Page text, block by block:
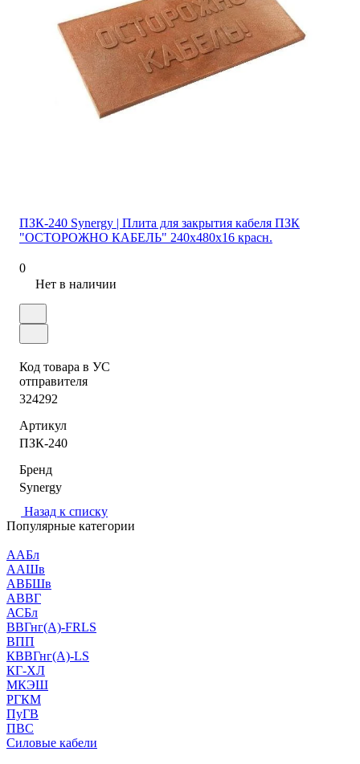
ПЗК-240 Synergy | Плита для закрытия кабеля ПЗК
"ОСТОРОЖНО КАБЕЛЬ" 240х480х16 красн.
0
Нет в наличии
Код товара в УС
отправителя
324292
Артикул
ПЗК-240
Бренд
Synergy
Назад к списку
Популярные категории
ААБл
ААШв
АВБШв
АВВГ
АСБл
ВВГнг(А)-FRLS
ВПП
КВВГнг(А)-LS
КГ-ХЛ
МКЭШ
РГКМ
ПуГВ
ПВС
Силовые кабели